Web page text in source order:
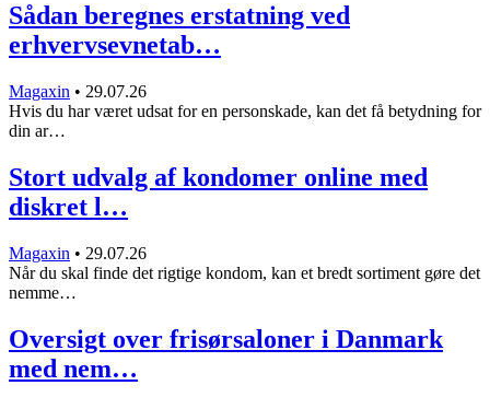
Sådan beregnes erstatning ved
erhvervsevnetab…
Magaxin • 29.07.26
Hvis du har været udsat for en personskade, kan det få betydning for
din ar…
Stort udvalg af kondomer online med
diskret l…
Magaxin • 29.07.26
Når du skal finde det rigtige kondom, kan et bredt sortiment gøre det
nemme…
Oversigt over frisørsaloner i Danmark
med nem…